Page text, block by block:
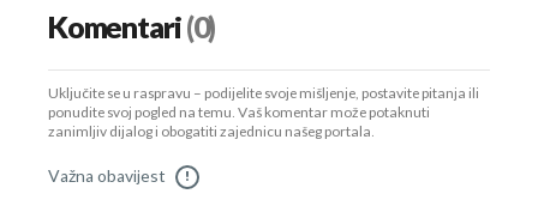
Komentari(0)
Uključite se u raspravu – podijelite svoje mišljenje, postavite pitanja ili
ponudite svoj pogled na temu. Vaš komentar može potaknuti
zanimljiv dijalog i obogatiti zajednicu našeg portala.
Važna obavijest !